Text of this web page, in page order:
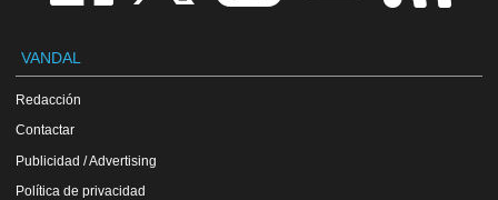
VANDAL
Redacción
Contactar
Publicidad / Advertising
Política de privacidad